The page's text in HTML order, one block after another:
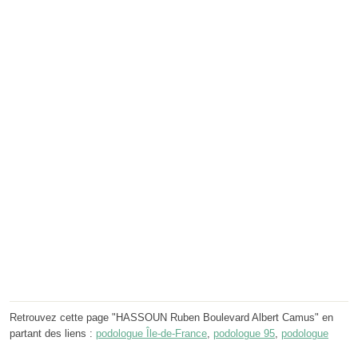
Retrouvez cette page "HASSOUN Ruben Boulevard Albert Camus" en
partant des liens : podologue Île-de-France, podologue 95, podologue